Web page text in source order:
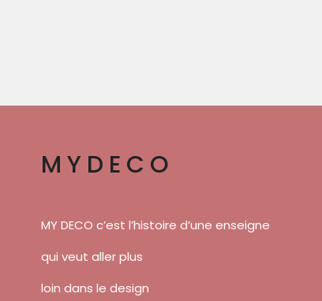
MYDECO
MY DECO c’est l’histoire d’une enseigne
qui veut aller plus
loin dans le design